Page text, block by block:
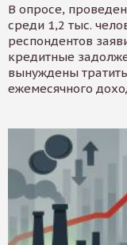
В опросе,
среди 1,2 тыс.
респондентов
кредитные
вынуждены
ежемесячного